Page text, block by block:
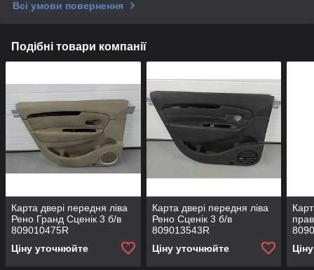
Всі умови повернення
Подібні товари компанії
Карта двері передня ліва
Рено Гранд Сценік 3 б/в
809010475R
Ціну уточнюйте
Карта двері передня ліва
Рено Сценік 3 б/в
809013543R
Ціну уточнюйте